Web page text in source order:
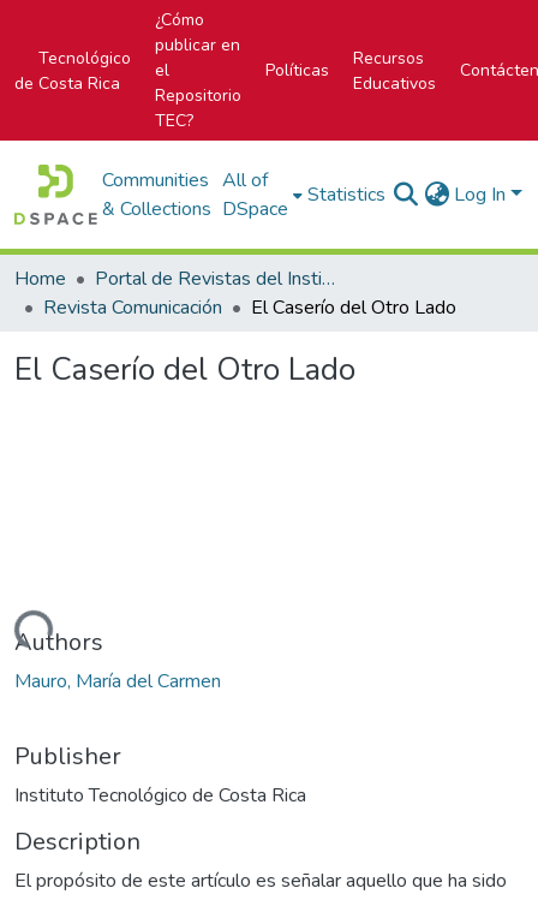
Tecnológico
de Costa Rica
¿Cómo
publicar en
el
Repositorio
TEC?
Políticas
Recursos
Educativos
Communities
& Collections
All of
DSpace
Statistics Log In
Home
Portal de Revistas del Instituto Tecnológico de Costa Rica
Revista Comunicación
El Caserío del Otro Lado
El Caserío del Otro Lado
Authors
Mauro, María del Carmen
Publisher
Instituto Tecnológico de Costa Rica
Description
El propósito de este artículo es señalar aquello que ha sido